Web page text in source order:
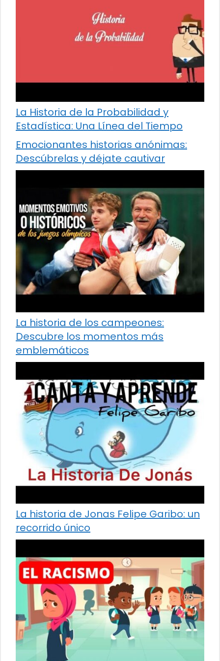
La Historia de la Probabilidad y
Estadística: Una Línea del Tiempo
Emocionantes historias anónimas:
Descúbrelas y déjate cautivar
La historia de los campeones:
Descubre los momentos más
emblemáticos
La historia de Jonas Felipe Garibo: un
recorrido único